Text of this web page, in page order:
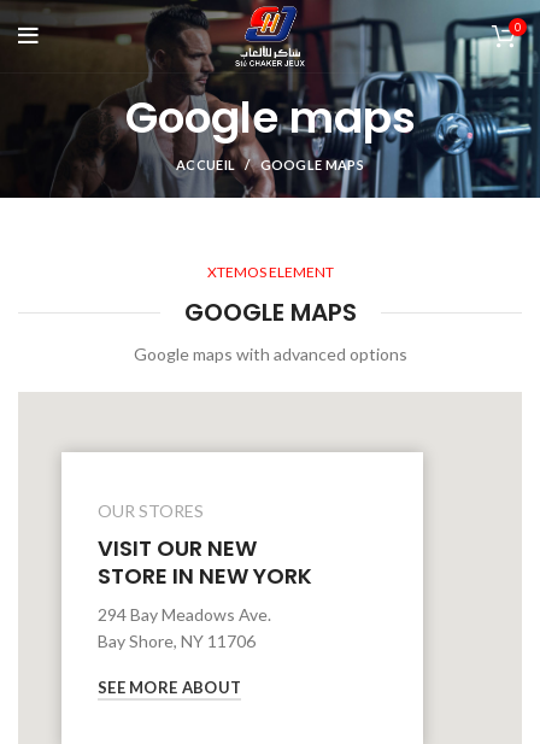
0
Google maps
ACCUEIL GOOGLE MAPS
XTEMOS ELEMENT
GOOGLE MAPS
Google maps with advanced options
OUR STORES
VISIT OUR NEW
STORE IN NEW YORK
294 Bay Meadows Ave.
Bay Shore, NY 11706
SEE MORE ABOUT